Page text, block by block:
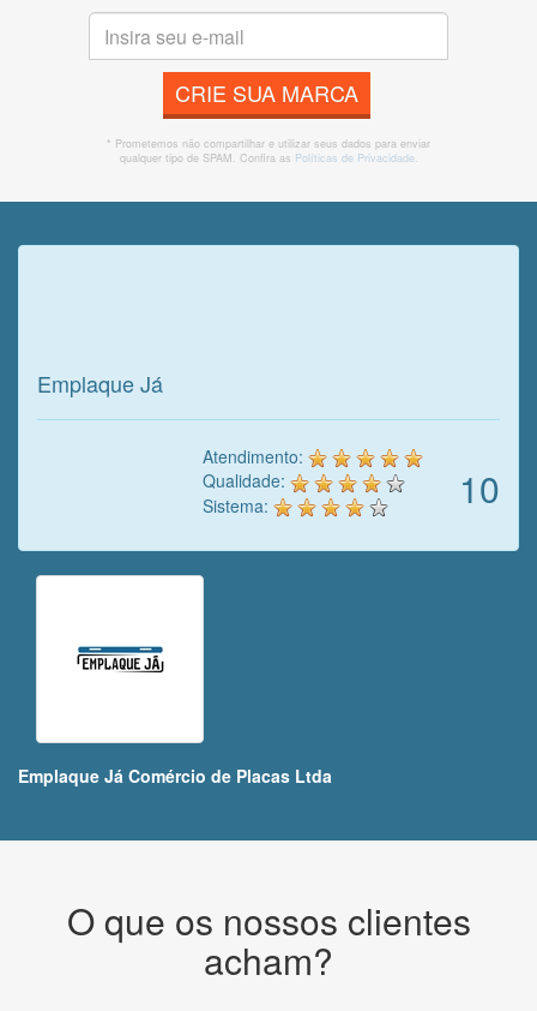
CRIE SUA MARCA
* Prometemos não compartilhar e utilizar seus dados para enviar
qualquer tipo de SPAM. Confira as Políticas de Privacidade.
Emplaque Já
10
Atendimento:
Qualidade:
Sistema:
Emplaque Já Comércio de Placas Ltda
O que os nossos clientes
acham?